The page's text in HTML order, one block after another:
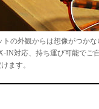
の外観からは想像がつかな
IN対応、持ち運び可能で
ます。